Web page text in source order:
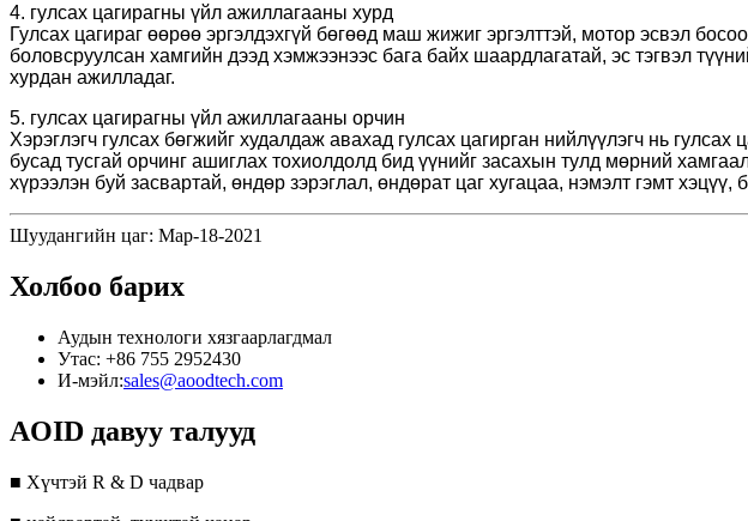
4. гулсах цагирагны үйл ажиллагааны хурд
Гулсах цагираг өөрөө эргэлдэхгүй бөгөөд маш жижиг эргэлттэй, мотор эсвэл
боловсруулсан хамгийн дээд хэмжээнээс бага байх шаардлагатай, эс тэгвэл
хурдан ажилладаг.
5. гулсах цагирагны үйл ажиллагааны орчин
Хэрэглэгч гулсах бөгжийг худалдаж авахад гулсах цагирган нийлүүлэгч нь
бусад тусгай орчинг ашиглах тохиолдолд бид үүнийг засахын тулд мөрний
хүрээлэн буй засвартай, өндөр зэрэглал, өндөрат цаг хугацаа, нэмэлт гэмт
Шуудангийн цаг: Мар-18-2021
Холбоо барих
Аудын технологи хязгаарлагдмал
Утас: +86 755 2952430
И-мэйл:sales@aoodtech.com
AOID давуу талууд
■ Хүчтэй R & D чадвар